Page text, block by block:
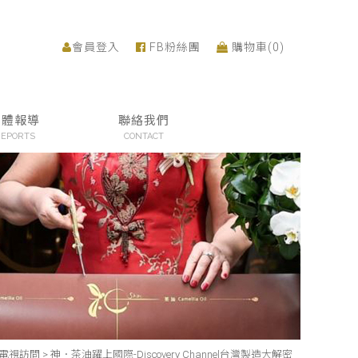
會員登入 FB粉絲團 購物車(0)
報導 聯絡我們
CONTACT
視訪問 > 神．茶油躍上國際-Discovery Channel台灣製造大解密